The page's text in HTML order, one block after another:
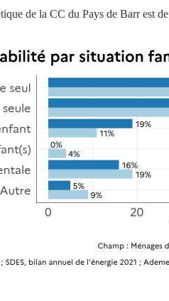
de la CC du Pays de Barr est de